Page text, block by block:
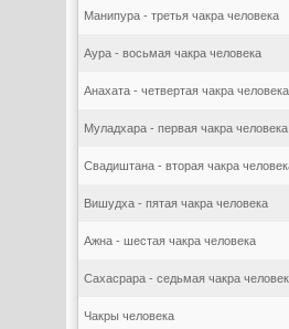
Манипура - третья чакра человека
Аура - восьмая чакра человека
Анахата - четвертая чакра человека
Муладхара - первая чакра человека
Свадиштана - вторая чакра
Вишудха - пятая чакра человека
Ажна - шестая чакра человека
Сахасрара - седьмая чакра
Чакры человека